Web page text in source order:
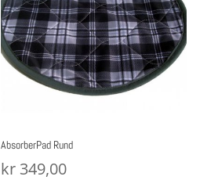
AbsorberPad Rund
kr 349,00